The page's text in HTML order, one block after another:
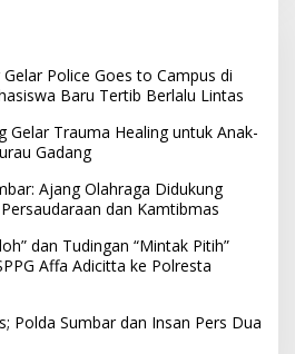
Police Goes to Campus di
Baru Tertib Berlalu Lintas
Gelar Trauma Healing untuk Anak-
Gadang
Ajang Olahraga Didukung
dan Kamtibmas
dan Tudingan “Mintak Pitih”
Affa Adicitta ke Polresta
Polda Sumbar dan Insan Pers Dua